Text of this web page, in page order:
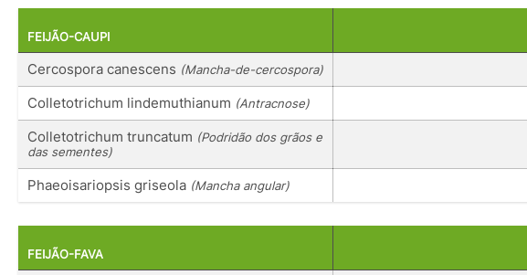
FEIJÃO-CAUPI
Cercospora canescens (Mancha-de-cercospora)
Colletotrichum lindemuthianum (Antracnose)
Colletotrichum truncatum (Podridão dos grãos e
das sementes)
Phaeoisariopsis griseola (Mancha angular)
FEIJÃO-FAVA